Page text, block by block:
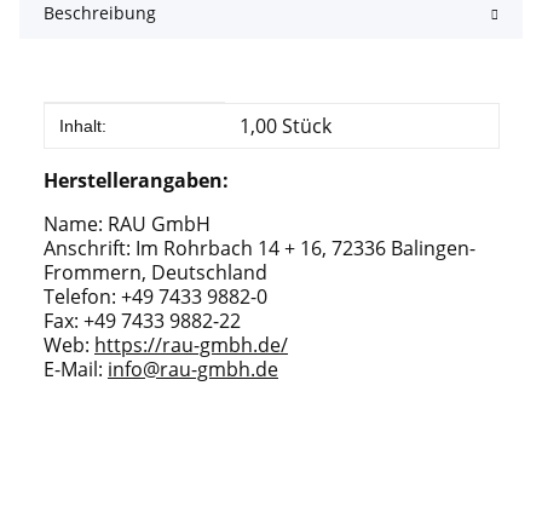
Beschreibung
Produkteigenschaft
Wert
Inhalt: 1,00 Stück
Herstellerangaben:
Name: RAU GmbH
Anschrift: Im Rohrbach 14 + 16, 72336 Balingen-
Frommern, Deutschland
Telefon: +49 7433 9882-0
Fax: +49 7433 9882-22
Web: https://rau-gmbh.de/
E-Mail: info@rau-gmbh.de